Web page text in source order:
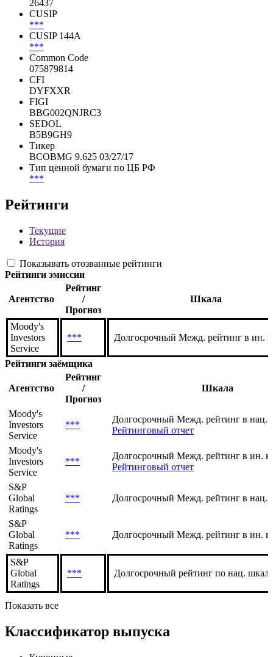
26437
CUSIP
***
CUSIP 144A
***
Common Code
075879814
CFI
DYFXXR
FIGI
BBG002QNJRC3
SEDOL
B5B9GH9
Тикер
BCOBMG 9.625 03/27/17
Тип ценной бумаги по ЦБ РФ
***
Рейтинги
Текущие
История
Показывать отозванные рейтинги
Рейтинги эмиссии
Агентство
Рейтинг
/
Прогноз
Шкала
Moody's
Investors
Service
*** Долгосрочный Межд. рейтинг в ин.
Рейтинги заёмщика
Агентство
Рейтинг
/
Прогноз
Шкала
Moody's
Investors
Service
***
Долгосрочный Межд. рейтинг в нац.
Рейтинговый отчет
Moody's
Investors
Service
***
Долгосрочный Межд. рейтинг в ин.
Рейтинговый отчет
S&P
Global
Ratings
*** Долгосрочный Межд. рейтинг в нац.
S&P
Global
Ratings
*** Долгосрочный Межд. рейтинг в ин.
S&P
Global
Ratings
*** Долгосрочный рейтинг по нац.
Показать все
Классификатор выпуска